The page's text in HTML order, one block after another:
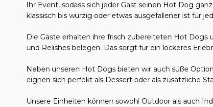
Ihr Event, sodass sich jeder Gast seinen Hot Dog
klassisch bis würzig oder etwas ausgefallener ist für
Die Gäste erhalten ihre frisch zubereiteten Hot Dogs
und Relishes belegen. Das sorgt für ein lockeres
Neben unseren Hot Dogs bieten wir auch süße
eignen sich perfekt als Dessert oder als zusätzliche
Unsere Einheiten können sowohl Outdoor als auch